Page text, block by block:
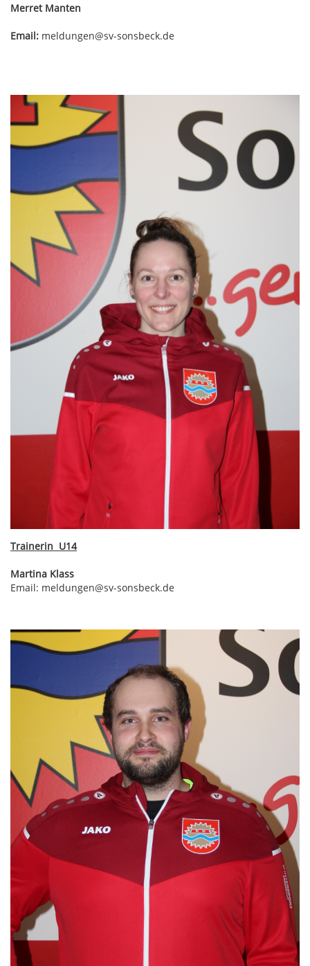
Merret Manten
Email: meldungen@sv-sonsbeck.de
Trainerin U14
Martina Klass
Email: meldungen@sv-sonsbeck.de